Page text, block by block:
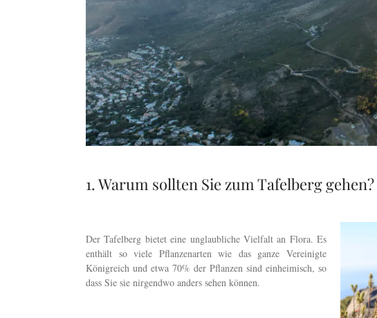
1. Warum sollten Sie zum Tafelberg gehen?
Der Tafelberg bietet eine unglaubliche Vielfalt an Flora. Es
enthält so viele Pflanzenarten wie das ganze Vereinigte
Königreich und etwa 70% der Pflanzen sind einheimisch, so
dass Sie sie nirgendwo anders sehen können.